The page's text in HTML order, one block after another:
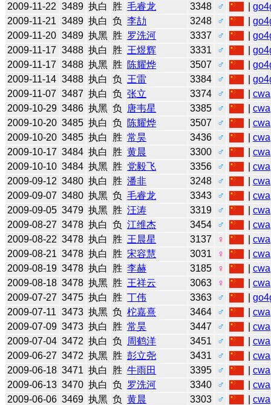
2009-11-22 3489 执白 胜 毛睿龙 3348 ♂ |
2009-11-21 3489 执白 负 李劼 3248 ♂ |
2009-11-20 3489 执黑 胜 罗洗河 3337 ♂ |
2009-11-17 3488 执白 胜 王煜辉 3331 ♂ |
2009-11-17 3488 执黑 胜 陈耀烨 3507 ♂ |
2009-11-14 3488 执白 负 王雷 3384 ♂ |
2009-11-07 3487 执白 负 张立 3374 ♂ |cwa
2009-10-29 3486 执黑 负 唐韦星 3385 ♂ |cwa
2009-10-20 3485 执白 负 陈耀烨 3507 ♂ |cwa
2009-10-20 3485 执白 胜 常昊 3436 ♂ |cwa
2009-10-17 3484 执白 胜 黄晨 3300 ♂ |cwa
2009-10-10 3484 执黑 胜 党毅飞 3356 ♂ |cwa
2009-09-12 3480 执白 胜 潘非 3248 ♂ |cwa
2009-09-07 3480 执黑 负 毛睿龙 3343 ♂ |cwa
2009-09-05 3479 执黑 胜 汪涛 3319 ♂ |cwa
2009-08-27 3478 执白 负 江维杰 3454 ♂ |cwa
2009-08-22 3478 执白 胜 王晨星 3137 ♀ |cwa
2009-08-21 3478 执白 胜 宋容慧 3031 ♀ |cwa
2009-08-19 3478 执白 胜 李赫 3185 ♀ |cwa
2009-08-18 3478 执黑 胜 王祥云 3063 ♀ |cwa
2009-07-27 3475 执白 胜 丁伟 3363 ♂ |
2009-07-11 3473 执黑 负 柁嘉熹 3464 ♂ |cwa
2009-07-09 3473 执白 胜 常昊 3447 ♂ |cwa
2009-07-04 3472 执白 负 周鹤洋 3451 ♂ |cwa
2009-06-27 3472 执黑 胜 彭立尧 3431 ♂ |cwa
2009-06-18 3471 执白 胜 牛雨田 3395 ♂ |cwa
2009-06-13 3470 执白 负 罗洗河 3340 ♂ |cwa
2009-06-06 3469 执黑 负 黄晨 3303 ♂ |cwa